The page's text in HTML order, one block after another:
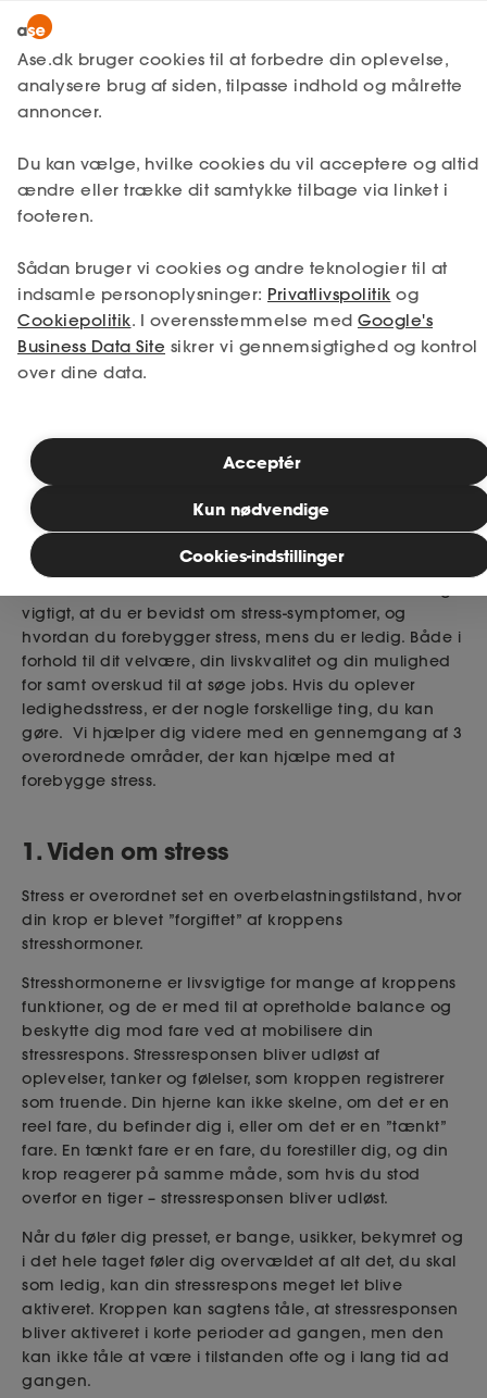
MitAse
Ase Selvstændig
Dokumenter.dk
Lønmodtager
A-kasse
Fagforening
Lønsikring
Få svar
Selvstændig
Studerende
Bliv medlem
Ase Selvstændig
Dokumenter.dk
Lønmodtager Få svar Sygdom Viden om stress
Undgå ledighedsstress
på og forholde sig til. Både i forhold til
møder, regler og andre praktiske ting, men
også i forhold til følelsesmæssige aspekter
som usikkerhed og bekymring.
Publiceret: 28. april 2025
Det er ikke ualmindeligt, at du som ledig kan føle dig
meget presset og faktisk komme helt derud, hvor du
oplever en stressreaktion. Stress er en alvorlig sygdom,
vigtigt, at du er bevidst om stress-symptomer, og
hvordan du forebygger stress, mens du er ledig. Både i
forhold til dit velvære, din livskvalitet og din mulighed
for samt overskud til at søge jobs. Hvis du oplever
ledighedsstress, er der nogle forskellige ting, du kan
gøre. Vi hjælper dig videre med en gennemgang af 3
overordnede områder, der kan hjælpe med at
forebygge stress.
1. Viden om stress
Stress er overordnet set en overbelastningstilstand, hvor
din krop er blevet ”forgiftet” af kroppens
stresshormoner.
Stresshormonerne er livsvigtige for mange af kroppens
funktioner, og de er med til at opretholde balance og
beskytte dig mod fare ved at mobilisere din
stressrespons. Stressresponsen bliver udløst af
oplevelser, tanker og følelser, som kroppen registrerer
som truende. Din hjerne kan ikke skelne, om det er en
reel fare, du befinder dig i, eller om det er en ”tænkt”
fare. En tænkt fare er en fare, du forestiller dig, og din
krop reagerer på samme måde, som hvis du stod
overfor en tiger – stressresponsen bliver udløst.
Når du føler dig presset, er bange, usikker, bekymret og
i det hele taget føler dig overvældet af alt det, du skal
som ledig, kan din stressrespons meget let blive
aktiveret. Kroppen kan sagtens tåle, at stressresponsen
bliver aktiveret i korte perioder ad gangen, men den
kan ikke tåle at være i tilstanden ofte og i lang tid ad
gangen.
Ase.dk bruger cookies til at forbedre din oplevelse,
analysere brug af siden, tilpasse indhold og målrette
annoncer.
Du kan vælge, hvilke cookies du vil acceptere og altid
ændre eller trække dit samtykke tilbage via linket i
footeren.
Sådan bruger vi cookies og andre teknologier til at
indsamle personoplysninger: Privatlivspolitik og
Cookiepolitik. I overensstemmelse med Google's
Business Data Site sikrer vi gennemsigtighed og kontrol
over dine data.
Cookies-indstillinger
Kun nødvendige
Acceptér